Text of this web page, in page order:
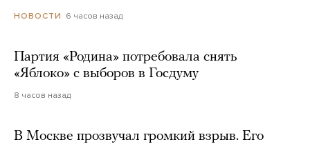
НОВОСТИ 6 часов назад
Партия «Родина» потребовала снять
«Яблоко» с выборов в Госдуму
8 часов назад
В Москве прозвучал громкий взрыв. Его